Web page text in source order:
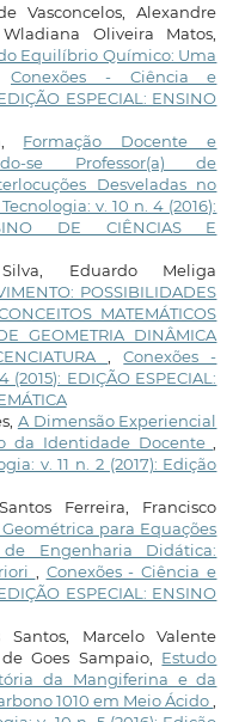
Vasconcelos, Alexandre
Oliveira Matos,
Equilíbrio Químico: Uma
Conexões - Ciência e
ESPECIAL: ENSINO
Formação Docente e
se Professor(a) de
Desveladas no
v. 10 n. 4 (2016):
DE CIÊNCIAS E
Eduardo Meliga
POSSIBILIDADES
MATEMÁTICOS
GEOMETRIA DINÂMICA
,Conexões -
EDIÇÃO ESPECIAL:
A Dimensão Experiencial
da Identidade Docente
v. 11 n. 2 (2017): Edição
Ferreira, Francisco
Geométrica para Equações
Engenharia Didática:
Conexões - Ciência e
ESPECIAL: ENSINO
Marcelo Valente
Goes Sampaio, Estudo
da Mangiferina e da
1010 em Meio Ácido